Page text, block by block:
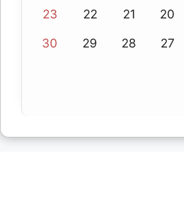
20
21
22
23
27
28
29
30